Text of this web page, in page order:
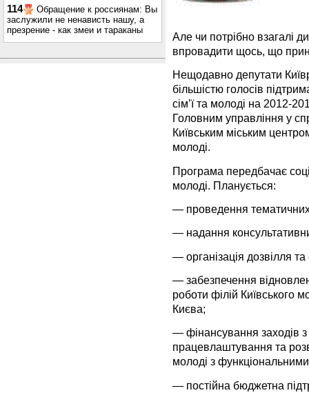
114
Обращение к россиянам: Вы
заслужили не ненависть нашу, а
презрение - как змеи и тараканы
Але чи потрібно взагалі
впровадити щось, що
Нещодавно депутати
більшістю голосів
сім’ї та молоді на 2012-
Головним управління у
Київським міським
молоді.
Програма передбачає
молоді. Планується:
— проведення тематичних
— надання
— організація дозвілля
— забезпечення
роботи філій Київського
Києва;
— фінансування заходів
працевлаштування та
молоді з
— постійна бюджетна